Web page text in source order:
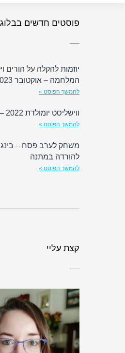
פוסטים חדשים בבלוג
יוזמות להקלה על הורים
המלחמה – אוקטובר 2023
להמשך הפוסט »
ווישליסט יומולדת 2022 – גיל 40 הגדול
להמשך הפוסט »
משחק לערב פסח –
להורדה במתנה
להמשך הפוסט »
קצת עליי